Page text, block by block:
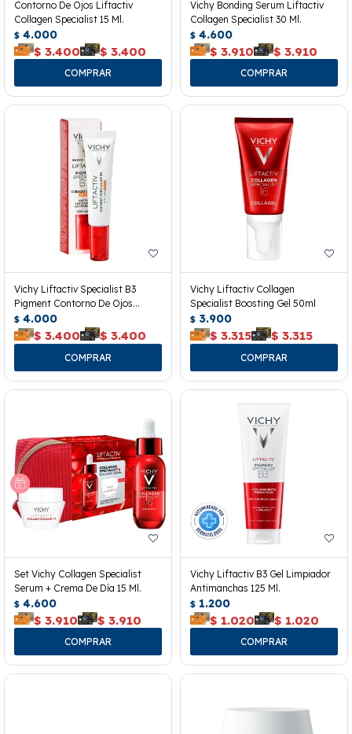
Contorno De Ojos Liftactiv
Collagen Specialist 15 Ml.
$ 4.000
$ 3.400 $ 3.400
Vichy Bonding Serum Liftactiv
Collagen Specialist 30 Ml.
$ 4.600
$ 3.910 $ 3.910
Vichy Liftactiv Specialist B3
Pigment Contorno De Ojos
Spf50+
$ 4.000
$ 3.400 $ 3.400
Vichy Liftactiv Collagen
Specialist Boosting Gel 50ml
$ 3.900
$ 3.315 $ 3.315
Set Vichy Collagen Specialist
Serum + Crema De Día 15 Ml.
$ 4.600
$ 3.910 $ 3.910
Vichy Liftactiv B3 Gel Limpiador
Antimanchas 125 Ml.
$ 1.200
$ 1.020 $ 1.020